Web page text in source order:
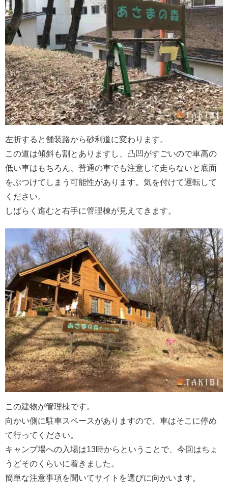
左折すると舗装路から砂利道に変わります。
この道は傾斜も割とありますし、凸凹がすごいので車高の
低い車はもちろん、普通の車でも注意して走らないと底面
をぶつけてしまう可能性があります。気を付けて運転して
ください。
しばらく進むと右手に管理棟が見えてきます。
この建物が管理棟です。
向かい側に駐車スペースがありますので、車はそこに停め
て行ってください。
キャンプ場への入場は13時からということで、今回はちょ
うどそのくらいに着きました。
簡単な注意事項を聞いてサイトを選びに向かいます。